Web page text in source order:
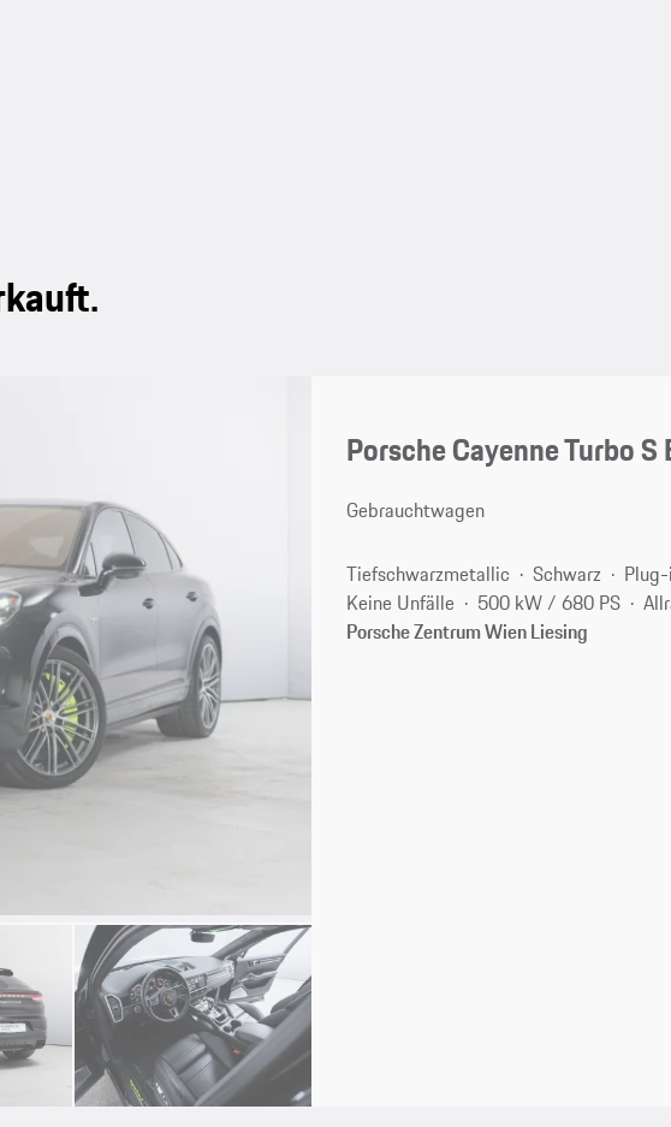
Porsche Cayenne Turbo
Gebrauchtwagen
Tiefschwarzmetallic Schwarz
Keine Unfälle
500 kW / 680 PS
Porsche Zentrum Wien Liesing